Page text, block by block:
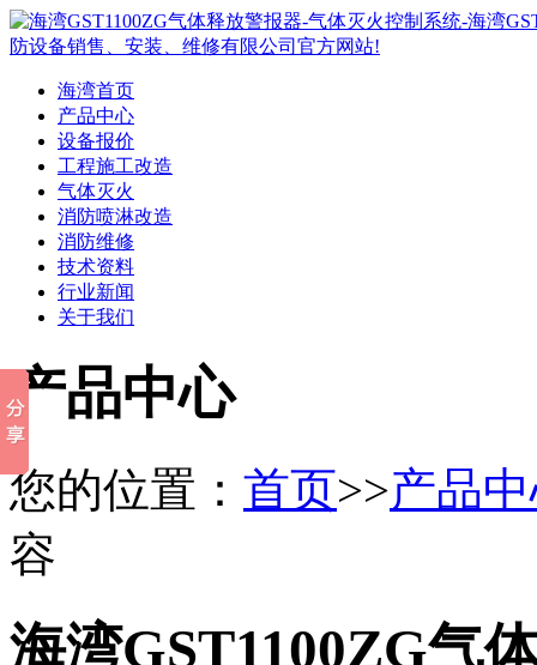
海湾首页
产品中心
设备报价
工程施工改造
气体灭火
消防喷淋改造
消防维修
技术资料
行业新闻
关于我们
产品中心
您的位置： 首页>>产品
容
海湾GST1100ZG气